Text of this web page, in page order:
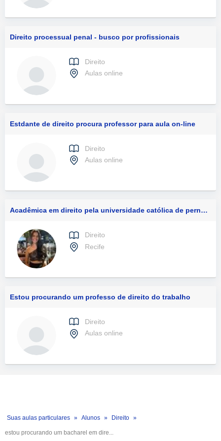
Direito processual penal - busco por profissionais
Direito
Aulas online
Estdante de direito procura professor para aula on-line
Direito
Aulas online
Acadêmica em direito pela universidade católica de pernambuco, aprovada na oab em direito do trabalho. monitora em processo do trabalho e prática laboratorial
Direito
Recife
Estou procurando um professo de direito do trabalho
Direito
Aulas online
Suas aulas particulares Alunos Direito
estou procurando um bacharel em dire...